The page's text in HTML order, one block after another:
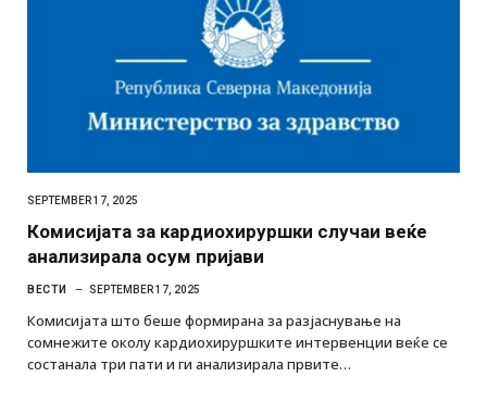
SEPTEMBER 17, 2025
Комисијата за кардиохируршки случаи веќе
анализирала осум пријави
ВЕСТИ SEPTEMBER 17, 2025
Комисијата што беше формирана за разјаснување на
сомнежите околу кардиохируршките интервенции веќе се
состанала три пати и ги анализирала првите…